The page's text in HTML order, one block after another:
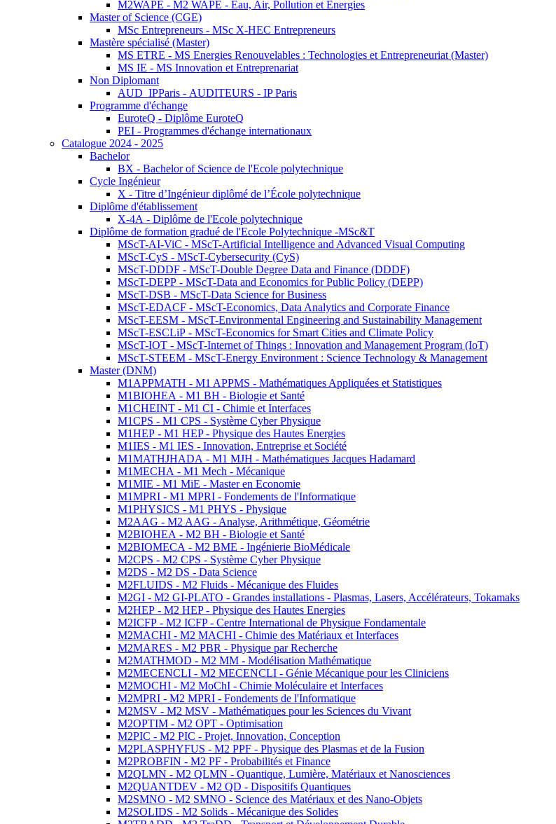
M2WAPE - M2 WAPE - Eau, Air, Pollution et Énergies
Master of Science (CGE)
MSc Entrepreneurs - MSc X-HEC Entrepreneurs
Mastère spécialisé (Master)
MS ETRE - MS Energies Renouvelables : Technologies et Entrepreneuriat (Master)
MS IE - MS Innovation et Entreprenariat
Non Diplomant
AUD_IPParis - AUDITEURS - IP Paris
Programme d'échange
EuroteQ - Diplôme EuroteQ
PEI - Programmes d'échange internationaux
Catalogue 2024 - 2025
Bachelor
BX - Bachelor of Science de l'Ecole polytechnique
Cycle Ingénieur
X - Titre d’Ingénieur diplômé de l’École polytechnique
Diplôme d'établissement
X-4A - Diplôme de l'Ecole polytechnique
Diplôme de formation gradué de l'Ecole Polytechnique -MSc&T
MScT-AI-ViC - MScT-Artificial Intelligence and Advanced Visual Computing
MScT-CyS - MScT-Cybersecurity (CyS)
MScT-DDDF - MScT-Double Degree Data and Finance (DDDF)
MScT-DEPP - MScT-Data and Economics for Public Policy (DEPP)
MScT-DSB - MScT-Data Science for Business
MScT-EDACF - MScT-Economics, Data Analytics and Corporate Finance
MScT-EESM - MScT-Environmental Engineering and Sustainability Management
MScT-ESCLiP - MScT-Economics for Smart Cities and Climate Policy
MScT-IOT - MScT-Internet of Things : Innovation and Management Program (IoT)
MScT-STEEM - MScT-Energy Environment : Science Technology & Management
Master (DNM)
M1APPMATH - M1 APPMS - Mathématiques Appliquées et Statistiques
M1BIOHEA - M1 BH - Biologie et Santé
M1CHEINT - M1 CI - Chimie et Interfaces
M1CPS - M1 CPS - Système Cyber Physique
M1HEP - M1 HEP - Physique des Hautes Energies
M1IES - M1 IES - Innovation, Entreprise et Société
M1MATHJHADA - M1 MJH - Mathématiques Jacques Hadamard
M1MECHA - M1 Mech - Mécanique
M1MIE - M1 MiE - Master en Economie
M1MPRI - M1 MPRI - Fondements de l'Informatique
M1PHYSICS - M1 PHYS - Physique
M2AAG - M2 AAG - Analyse, Arithmétique, Géométrie
M2BIOHEA - M2 BH - Biologie et Santé
M2BIOMECA - M2 BME - Ingénierie BioMédicale
M2CPS - M2 CPS - Système Cyber Physique
M2DS - M2 DS - Data Science
M2FLUIDS - M2 Fluids - Mécanique des Fluides
M2GI - M2 GI-PLATO - Grandes installations - Plasmas, Lasers, Accélérateurs, Tokamaks
M2HEP - M2 HEP - Physique des Hautes Energies
M2ICFP - M2 ICFP - Centre International de Physique Fondamentale
M2MACHI - M2 MACHI - Chimie des Matériaux et Interfaces
M2MARES - M2 PBR - Physique par Recherche
M2MATHMOD - M2 MM - Modélisation Mathématique
M2MECENCLI - M2 MECENCLI - Génie Mécanique pour les Cliniciens
M2MOCHI - M2 MoChI - Chimie Moléculaire et Interfaces
M2MPRI - M2 MPRI - Fondements de l'Informatique
M2MSV - M2 MSV - Mathématiques pour les Sciences du Vivant
M2OPTIM - M2 OPT - Optimisation
M2PIC - M2 PIC - Projet, Innovation, Conception
M2PLASPHYFUS - M2 PPF - Physique des Plasmas et de la Fusion
M2PROBFIN - M2 PF - Probabilités et Finance
M2QLMN - M2 QLMN - Quantique, Lumière, Matériaux et Nanosciences
M2QUANTDEV - M2 QD - Dispositifs Quantiques
M2SMNO - M2 SMNO - Science des Matériaux et des Nano-Objets
M2SOLIDS - M2 Solids - Mécanique des Solides